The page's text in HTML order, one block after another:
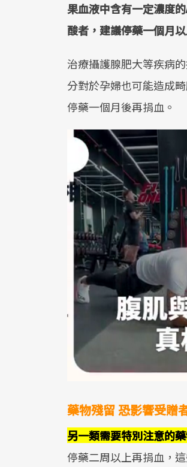
果血液中含有一定濃度
酸者，建議停藥一個月
治療攝護腺肥大等疾病
分對於孕婦也可能造成
停藥一個月後再捐血。
藥物殘留 恐影響受贈
另一類需要特別注意的
停藥二周以上再捐血，